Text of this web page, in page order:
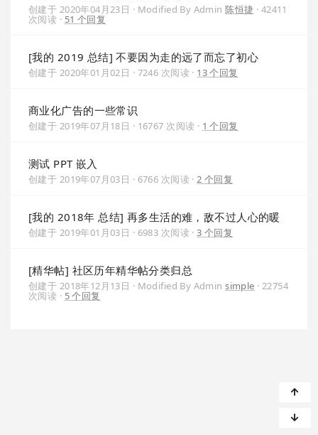
创建于 2020年04月23日 · Modified By Admin 陈恒捷 · 42411
次阅读 · 51 个回复
[我的 2019 总结] 不要因为走的远了而忘了初心
创建于 2020年01月02日 · 7246 次阅读 · 13 个回复
商业化广告的一些常识
创建于 2019年07月18日 · 16767 次阅读 · 1 个回复
测试 PPT 嵌入
创建于 2019年07月03日 · 6766 次阅读 ·2 个回复
[我的 2018年 总结] 再多生活的难，敌不过人心的暖
创建于 2019年01月03日 · 6983 次阅读 ·3 个回复
[精华帖] 社区历年精华帖分类归总
创建于 2018年12月13日 · Modified By Admin simple · 22754
次阅读 · 5 个回复